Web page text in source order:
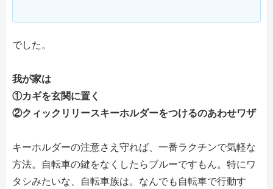
でした。
我が家は
①カギを玄関に置く
②クィックリリースキーホルダーをつけるのあわせワザ
キーホルダーの注意さえ守れば、一番ラクチンで気軽な
方法。自転車の鍵をなくしたらブルーですもん。特にワ
タシみたいな、自転車族は。なんでも自転車で行動す